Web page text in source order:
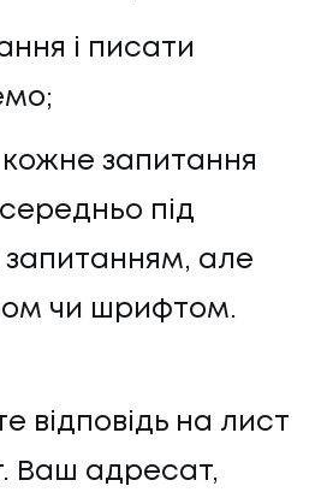
і писати
кожне запитання
під
але
чи шрифтом.
відповідь на лист
Ваш адресат,